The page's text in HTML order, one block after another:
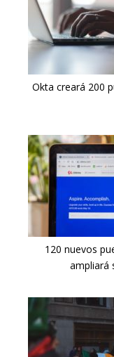
Okta creará 200
120 nuevos
ampliará